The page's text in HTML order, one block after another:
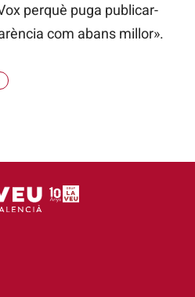
perquè puga publicar-
com abans millor».